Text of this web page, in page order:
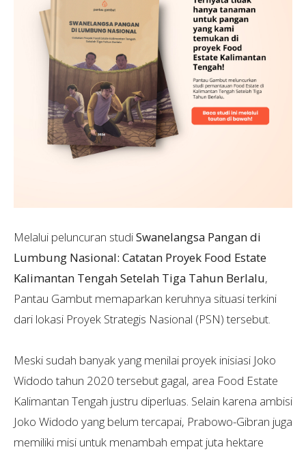
Melalui peluncuran studiSwanelangsa Pangan di
Lumbung Nasional: Catatan Proyek Food Estate
Kalimantan Tengah Setelah Tiga Tahun Berlalu,
Pantau Gambut memaparkan keruhnya situasi terkini
dari lokasi Proyek Strategis Nasional (PSN) tersebut.
Meski sudah banyak yang menilai proyek inisiasi Joko
Widodo tahun 2020 tersebut gagal, area Food Estate
Kalimantan Tengah justru diperluas. Selain karena ambisi
Joko Widodo yang belum tercapai, Prabowo-Gibran juga
memiliki misi untuk menambah empat juta hektare